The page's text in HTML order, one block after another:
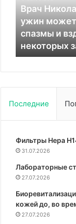
числе
лучших
продуктов
для
снижения
Помидоры и
масла
продуктов
Последние
Фильтры Hepa
31.07.2026
Лабораторные
27.07.2026
кожей до, во
27.07.2026